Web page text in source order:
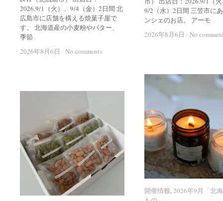
2026.9/1（火）、9/4（金）2日間 北
広島市に店舗を構える焼菓子屋で
す。 北海道産の小麦粉やバター、
季節
2026年8月6日 / No comments
2026年8月6日 / No comments
9/2（水）2日間 三笠市に
ンシェのお店。 アーモ
2026年8月6日 / No
2026年8月6日 / No
開催情報,2026年9月「北
開催情報 2026年9月「北